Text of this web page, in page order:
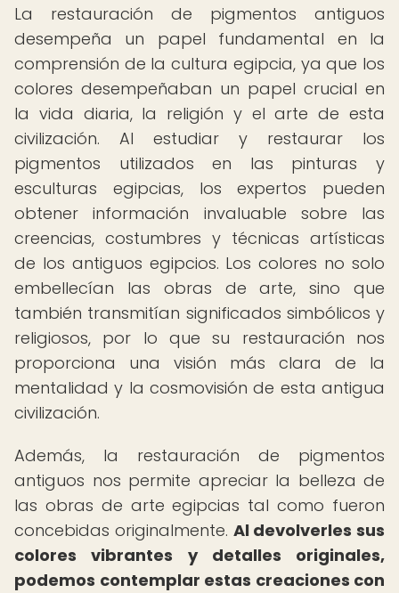
La restauración de pigmentos antiguos
desempeña un papel fundamental en la
comprensión de la cultura egipcia, ya que los
colores desempeñaban un papel crucial en
la vida diaria, la religión y el arte de esta
civilización. Al estudiar y restaurar los
pigmentos utilizados en las pinturas y
esculturas egipcias, los expertos pueden
obtener información invaluable sobre las
creencias, costumbres y técnicas artísticas
de los antiguos egipcios. Los colores no solo
embellecían las obras de arte, sino que
también transmitían significados simbólicos y
religiosos, por lo que su restauración nos
proporciona una visión más clara de la
mentalidad y la cosmovisión de esta antigua
civilización.
Además, la restauración de pigmentos
antiguos nos permite apreciar la belleza de
las obras de arte egipcias tal como fueron
concebidas originalmente. Al devolverles sus
colores vibrantes y detalles originales,
podemos contemplar estas creaciones con